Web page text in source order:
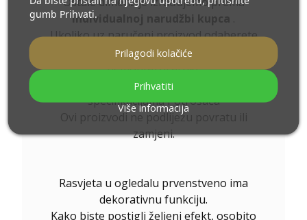
individualnoj narudžbi kupca
Ukoliko uz naručeni proizvod odaberete
dodatnu opremu, isti postaje
nemontažni artikl,
proizvedeni prema individualnim
specifikacijama Potrošača
Ovi proizvodi ne podliježu povratu ili
zamjeni.
Rasvjeta u ogledalu prvenstveno ima
dekorativnu funkciju.
Kako biste postigli željeni efekt, osobito
gumb Prihvati.
Više informacija
Prilagodi kolačiće
Prihvatiti